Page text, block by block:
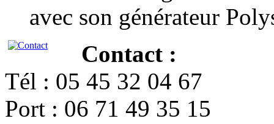
avec son générateur
Contact :
Tél : 05 45 32 04 67
Port : 06 71 49 35 15